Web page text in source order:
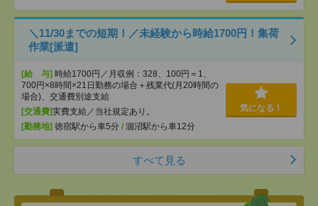
＼11/30までの短期！／未経験から時給1700円！集荷
作業[派遣]
[給 与] 時給1700円／月収例：328、100円＝1、
700円×8時間×21日勤務の場合＋残業代(月20時間の
場合)、交通費別途支給
[交通費]実費支給／当社規定あり。
[勤務地] 徳宿駅から車5分 / 涸沼駅から車12分
気になる！
すべて見る